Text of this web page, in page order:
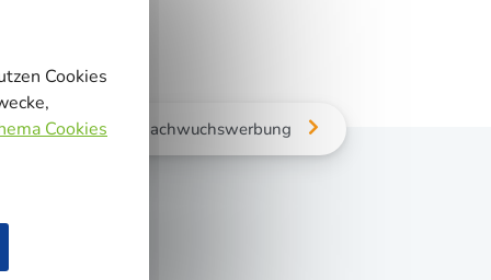
Baustein für Nachwuchswerbung
Cookies
Cookies